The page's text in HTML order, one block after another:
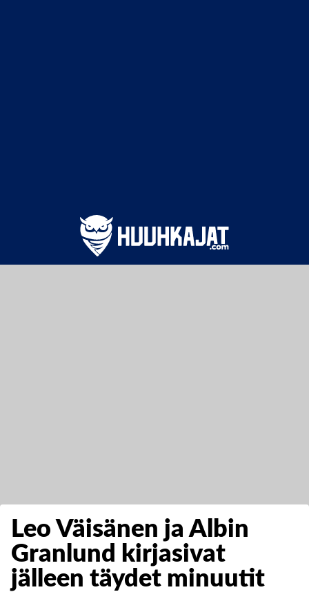
Leo Väisänen ja Albin
Granlund kirjasivat
jälleen täydet minuutit